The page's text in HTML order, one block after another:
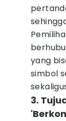
yang
simbol
3.